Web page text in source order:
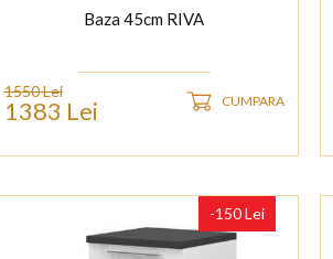
Baza 45cm RIVA
1550 Lei
1383 Lei CUMPARA
-150 Lei